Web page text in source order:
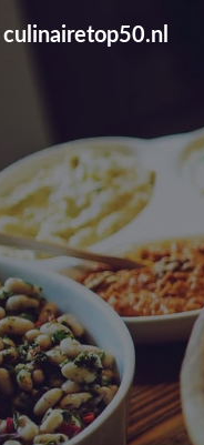
culinairetop50.nl